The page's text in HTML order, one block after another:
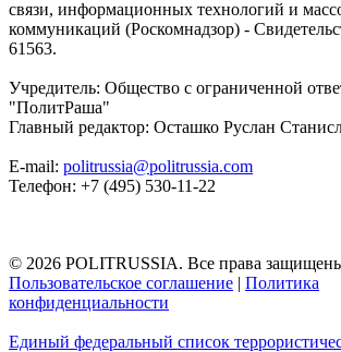
связи, информационных технологий и
коммуникаций (Роскомнадзор) -
61563.
Учредитель: Общество с ограниченной
"ПолитРаша"
Главный редактор: Осташко Руслан
E-mail: politrussia@politrussia.com
Телефон: +7 (495) 530-11-22
© 2026 POLITRUSSIA. Все права
Пользовательское соглашение | Политика
конфиденциальности
Единый федеральный список